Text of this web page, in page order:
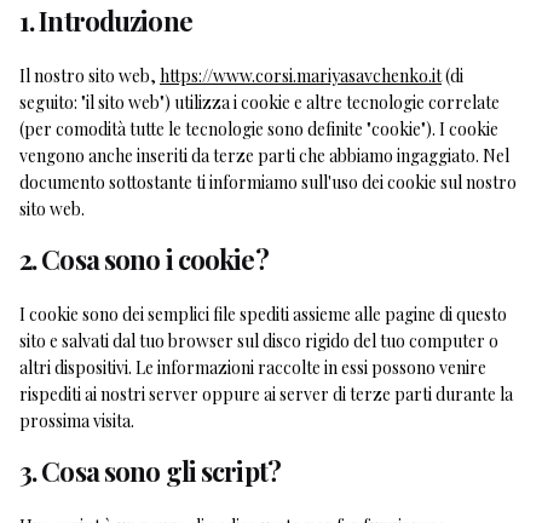
1. Introduzione
Il nostro sito web, https://www.corsi.mariyasavchenko.it(di
seguito: "il sito web") utilizza i cookie e altre tecnologie correlate
(per comodità tutte le tecnologie sono definite "cookie"). I cookie
vengono anche inseriti da terze parti che abbiamo ingaggiato. Nel
documento sottostante ti informiamo sull'uso dei cookie sul nostro
sito web.
2. Cosa sono i cookie?
I cookie sono dei semplici file spediti assieme alle pagine di questo
sito e salvati dal tuo browser sul disco rigido del tuo computer o
altri dispositivi. Le informazioni raccolte in essi possono venire
rispediti ai nostri server oppure ai server di terze parti durante la
prossima visita.
3. Cosa sono gli script?